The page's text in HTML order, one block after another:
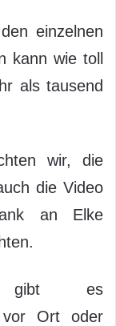
einzelnen
kann wie toll
als tausend
wir, die
die Video
an Elke
gibt es
vor Ort oder